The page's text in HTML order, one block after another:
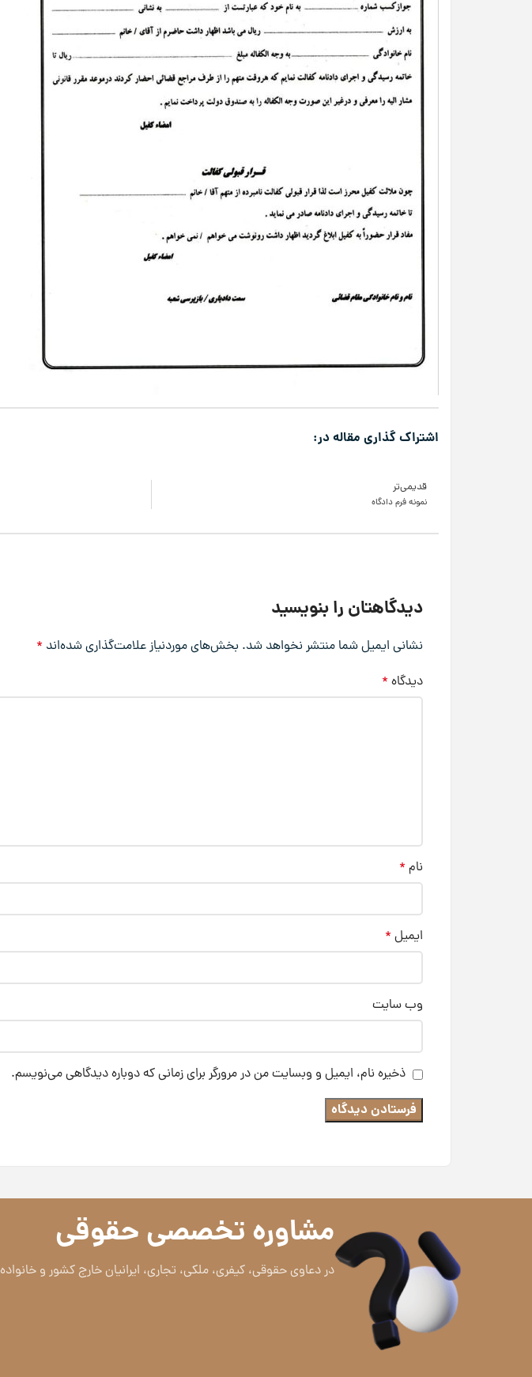
اشتراک گذاری مقاله در:
قدیمی‌تر
نمونه فرم دادگاه
دیدگاهتان را بنویسید
نشانی ایمیل شما منتشر نخواهد شد. بخش‌های موردنیاز علامت‌گذاری شده‌اند *
دیدگاه *
نام *
ایمیل *
وب‌ سایت
ذخیره نام، ایمیل و وبسایت من در مرورگر برای زمانی که دوباره دیدگاهی می‌نویسم.
مشاوره تخصصی حقوقی
در دعاوی حقوقی، کیفری، ملکی، تجاری، ایرانیان خارج کشور و خانواده